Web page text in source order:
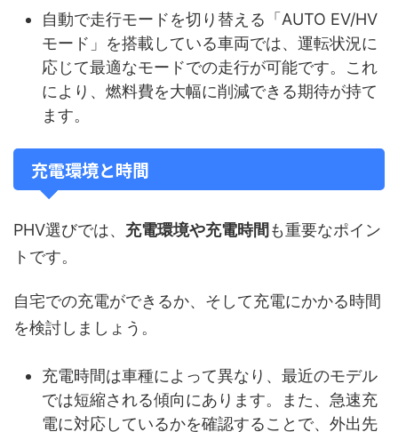
自動で走行モードを切り替える「AUTO EV/HV
モード」を搭載している車両では、運転状況に
応じて最適なモードでの走行が可能です。これ
により、燃料費を大幅に削減できる期待が持て
ます。
充電環境と時間
PHV選びでは、 充電環境や充電時間 も重要なポイン
トです。
自宅での充電ができるか、そして充電にかかる時間
を検討しましょう。
充電時間は車種によって異なり、最近のモデル
では短縮される傾向にあります。また、急速充
電に対応しているかを確認することで、外出先